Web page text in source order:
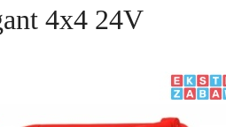
4x4 24V